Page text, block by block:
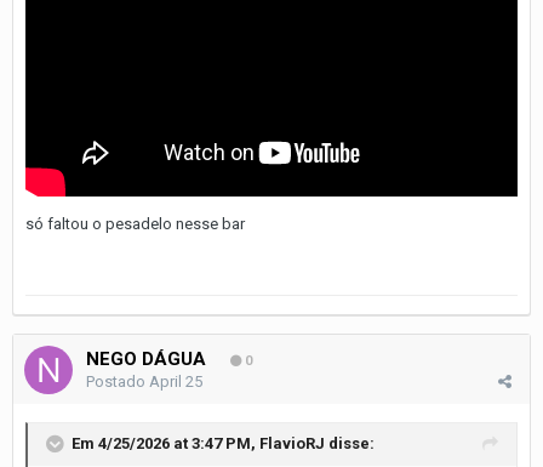
só faltou o pesadelo nesse bar
NEGO DÁGUA 0
Postado April 25
Em 4/25/2026 at 3:47 PM, FlavioRJ disse: